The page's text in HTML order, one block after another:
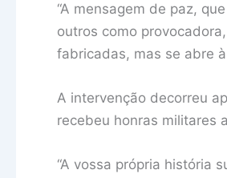
“A mensagem de paz,
outros como
fabricadas, mas se abre
A intervenção decorreu
recebeu honras militares
“A vossa própria história